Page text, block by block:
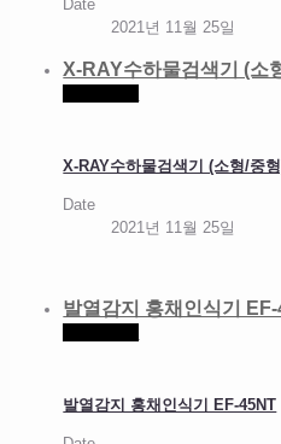
Date
2021년 11월 25일
X-RAY수하물검색기 (소
X-RAY수하물검색기 (소형/중
Date
2021년 11월 25일
발열감지 홍채인식기
발열감지 홍채인식기 EF-45NT